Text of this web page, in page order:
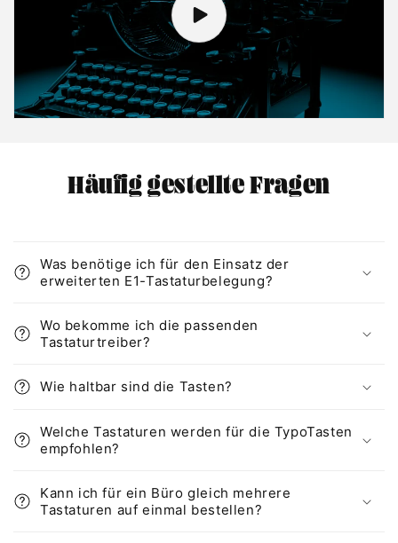
Häufig gestellte Fragen
Was benötige ich für den Einsatz der
erweiterten E1-Tastaturbelegung?
Wo bekomme ich die passenden
Tastaturtreiber?
Wie haltbar sind die Tasten?
Welche Tastaturen werden für die TypoTasten
empfohlen?
Kann ich für ein Büro gleich mehrere
Tastaturen auf einmal bestellen?